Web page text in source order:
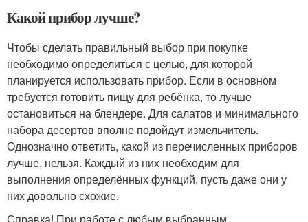
Какой прибор лучше?
Чтобы сделать правильный выбор при покупке
необходимо определиться с целью, для которой
планируется использовать прибор. Если в основном
требуется готовить пищу для ребёнка, то лучше
остановиться на блендере. Для салатов и минимального
набора десертов вполне подойдут измельчитель.
Однозначно ответить, какой из перечисленных приборов
лучше, нельзя. Каждый из них необходим для
выполнения определённых функций, пусть даже они у
них довольно схожие.